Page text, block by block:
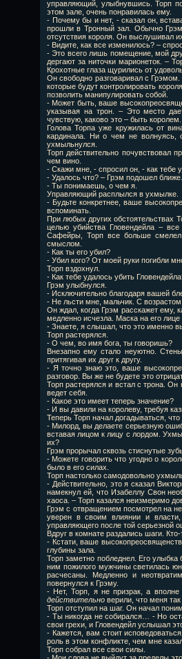
управляющий, улыбнувшись. Торп
этом зале, очень понравилась ему.
- Почему бы и нет, - сказал он,
прошли в Тронный зал. Обычно
отсутствия короля. Он выслушивал
- Видите, как все изменилось? –
- Это всего лишь помещение, мой
дергают за ниточки марионеток. –
Крохотные глаза щурились от
Он свободно разговаривал с
которые будут контролировать
позволить манипулировать собой.
- Может быть, ваше
указывая на трон. – Это место
чувствую, каково это – быть королем.
Голова Торпа уже кружилась от
кардинала. Ни о чем не волнуясь,
ухмыльнулся.
Торп действительно
чем вино.
- Скажи мне, - спросил он, - как тебе
- Удалось что? – Грэм подошел ближе.
- Ты понимаешь, о чем я.
Управляющий расплылся в ухмылке.
- Будьте конкретнее, ваше
вспоминать.
При любых других обстоятельствах
целью убийства Гловендейла –
Сафейры, Торп все больше
смыслом.
- Как ты его убил?
- Убил кого? От моей руки погибли
Торп вздохнул.
- Как тебе удалось убить
Грэм улыбнулся.
- Исключительно благодаря вашей
- Не льсти мне, мальчик. С
Он ждал, когда Грэм расскажет ему,
медленно исчезла. Маска на его
- Знаете, я слышал, что это именно
Торп растерялся.
- О чем, во имя бога, ты говоришь?
Внезапно ему стало неуютно.
притягивая их друг к другу.
- Я точно знаю это, ваше
разговор. Вы же не будете это
Торп растерялся и встал с трона.
ведет себя.
- Какое это имеет теперь значение?
- И вы давили на королеву, требуя
Теперь Торп начал догадываться, что
- Милорд, вы делаете серьезную
вставая лицом к лицу с лордом.
их?
Грэм прорычал сквозь стиснутые
- Можете говорить что угодно о
было в его силах.
Торп настолько самодовольно
- Действительно, это я сказал
намекнул ей, что Изабеллу Свон
хаоса. – Торп казался неизмеримо
Грэм с отвращением посмотрел на
уверен в своим влиянии и
управляющего после той серьезной
Вдруг в комнате раздались шаги.
- Кстати, ваше
глубины зала.
Торп заметно побледнел. Его
ним пожилого мужчины светилась
расчесаны. Медленно и
повернулся к Грэму.
- Нет, Торп, я не призрак, а вполне
действительно верили, что меня
Торп отступил на шаг. Он начал
- Ты никогда не собирался… - Но
свои грехи, и Гловендейл услышал
- Кажется, вам стоит
роль в этом конфликте, чем мне
Торп собрал все свои силы.